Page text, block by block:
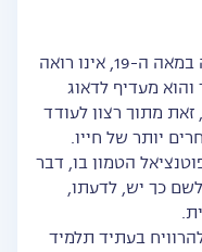
חכם אברהם ענתבי, ראש רבני סוריה במאה ה-19, אינו רואה
מעדיף לדאוג
מתוך רצון לעודד
יותר של חייו.
הטמון בו, דבר
כך יש, לדעתו,
בעתיד תלמיד